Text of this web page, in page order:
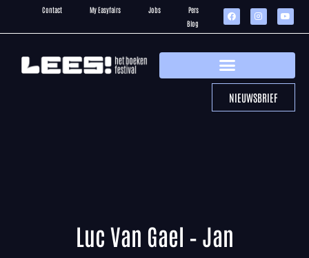
Contact My Easyfairs Jobs
Pers
Blog
NIEUWSBRIEF
Luc Van Gael – Jan